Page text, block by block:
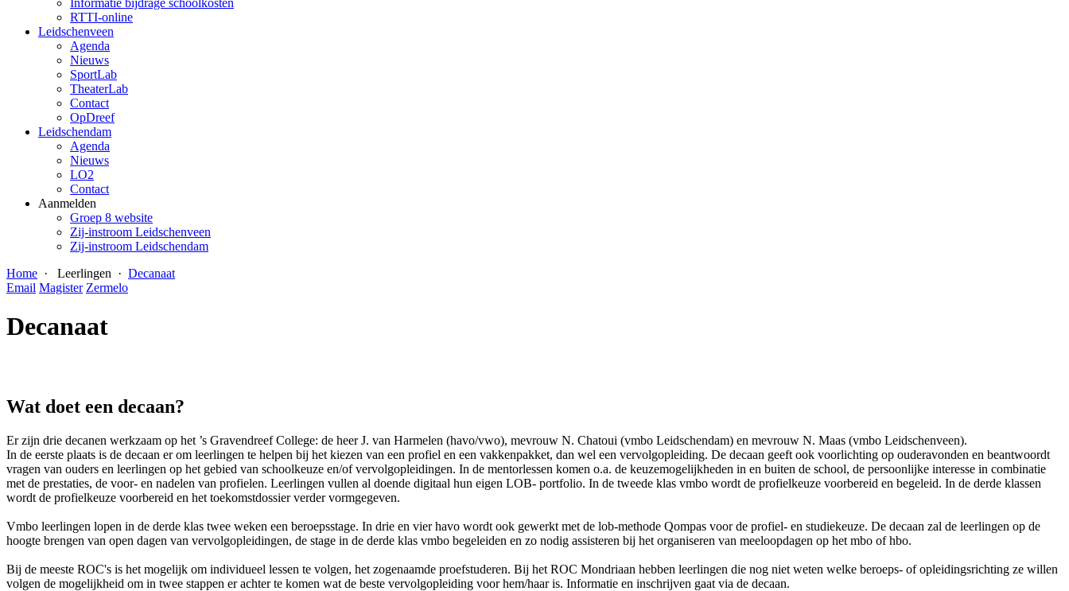
Informatie bijdrage schoolkosten
RTTI-online
Leidschenveen
Agenda
Nieuws
SportLab
TheaterLab
Contact
OpDreef
Leidschendam
Agenda
Nieuws
LO2
Contact
Aanmelden
Groep 8 website
Zij-instroom Leidschenveen
Zij-instroom Leidschendam
Home · Leerlingen · Decanaat
Email Magister Zermelo
Decanaat
Wat doet een decaan?
Er zijn drie decanen werkzaam op het ’s Gravendreef College: de heer J. van Harmelen (havo/vwo), mevrouw N. Chatoui (vmbo Leidschendam) en mevrouw N. Maas (vmbo Leidschenveen).
In de eerste plaats is de decaan er om leerlingen te helpen bij het kiezen van een profiel en een vakkenpakket, dan wel een vervolgopleiding. De decaan geeft ook voorlichting op ouderavonden en beantwoordt
vragen van ouders en leerlingen op het gebied van schoolkeuze en/of vervolgopleidingen. In de mentorlessen komen o.a. de keuzemogelijkheden in en buiten de school, de persoonlijke interesse in combinatie
met de prestaties, de voor- en nadelen van profielen. Leerlingen vullen al doende digitaal hun eigen LOB- portfolio. In de tweede klas vmbo wordt de profielkeuze voorbereid en begeleid. In de derde klassen
wordt de profielkeuze voorbereid en het toekomstdossier verder vormgegeven.
Vmbo leerlingen lopen in de derde klas twee weken een beroepsstage. In drie en vier havo wordt ook gewerkt met de lob-methode Qompas voor de profiel- en studiekeuze. De decaan zal de leerlingen op de
hoogte brengen van open dagen van vervolgopleidingen, de stage in de derde klas vmbo begeleiden en zo nodig assisteren bij het organiseren van meeloopdagen op het mbo of hbo.
Bij de meeste ROC's is het mogelijk om individueel lessen te volgen, het zogenaamde proefstuderen. Bij het ROC Mondriaan hebben leerlingen die nog niet weten welke beroeps- of opleidingsrichting ze willen
volgen de mogelijkheid om in twee stappen er achter te komen wat de beste vervolgopleiding voor hem/haar is. Informatie en inschrijven gaat via de decaan.